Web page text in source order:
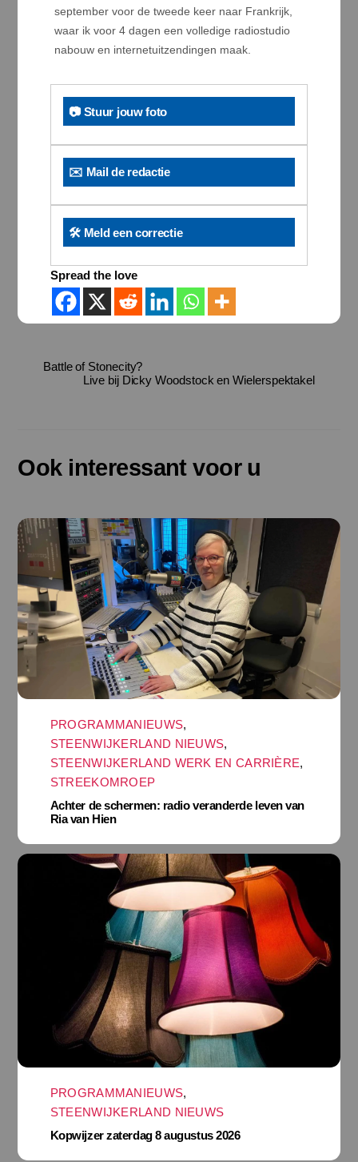
september voor de tweede keer naar Frankrijk,
waar ik voor 4 dagen een volledige radiostudio
nabouw en internetuitzendingen maak.
📷 Stuur jouw foto
✉️ Mail de redactie
🛠️ Meld een correctie
Spread the love
Battle of Stonecity?
Live bij Dicky Woodstock en Wielerspektakel
Ook interessant voor u
PROGRAMMANIEUWS,
STEENWIJKERLAND NIEUWS,
STEENWIJKERLAND WERK EN CARRIÈRE,
STREEKOMROEP
Achter de schermen: radio veranderde leven van
Ria van Hien
PROGRAMMANIEUWS,
STEENWIJKERLAND NIEUWS
Kopwijzer zaterdag 8 augustus 2026